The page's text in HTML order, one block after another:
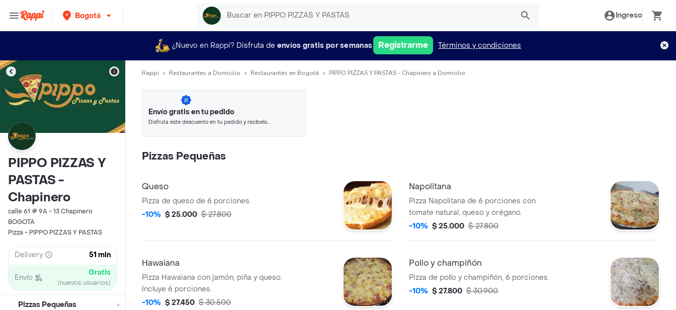
Bogotá Ingreso
¿Nuevo en Rappi? Disfruta de envíos gratis por semanas Registrarme Términos y condiciones
PIPPO PIZZAS Y
PASTAS -
Chapinero
calle 61 # 9A - 13 Chapinero
BOGOTA
Pizza - PIPPO PIZZAS Y PASTAS
Delivery 51 min
Envío Gratis
(nuevos usuarios)
Pizzas Pequeñas
Rappi Restaurantes a Domicilio Restaurantes en Bogotá PIPPO PIZZAS Y PASTAS - Chapinero a Domicilio
Envío gratis en tu pedido
Disfruta este descuento en tu pedido y recíbelo
Pizzas Pequeñas
Queso
Pizza de queso de 6 porciones.
-10% $ 25.000 $ 27.800
Napolitana
Pizza Napolitana de 6 porciones con
tomate natural, queso y orégano.
-10% $ 25.000 $ 27.800
Hawaiana
Pizza Hawaiana con jamón, piña y queso.
Incluye 6 porciones.
-10% $ 27.450 $ 30.500
Pollo y champiñón
Pizza de pollo y champiñón, 6 porciones.
-10% $ 27.800 $ 30.900